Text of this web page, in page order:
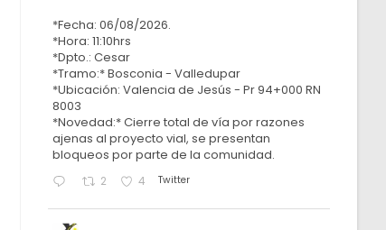
*Fecha: 06/08/2026.
*Hora: 11:10hrs
*Dpto.: Cesar
*Tramo:* Bosconia - Valledupar
*Ubicación: Valencia de Jesús - Pr 94+000 RN
8003
*Novedad:* Cierre total de vía por razones
ajenas al proyecto vial, se presentan
bloqueos por parte de la comunidad.
2 4 Twitter